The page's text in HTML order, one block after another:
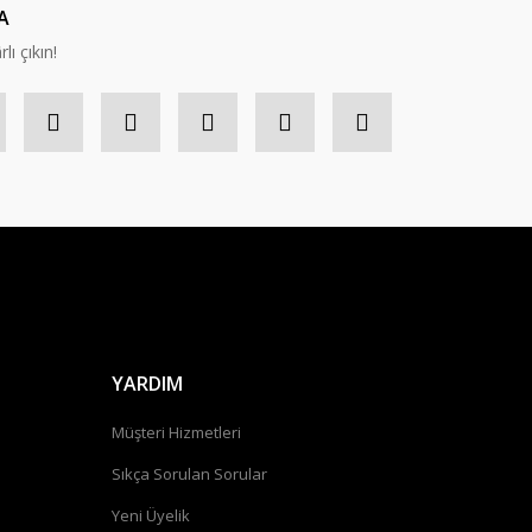
çıkın!
YARDIM
Müşteri Hizmetleri
Sıkça Sorulan Sorular
Yeni Üyelik